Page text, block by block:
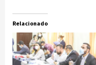
Relacionado